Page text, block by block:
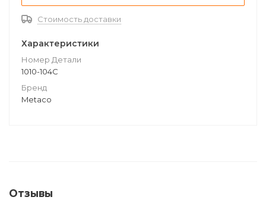
Стоимость доставки
Характеристики
Номер Детали
1010-104C
Бренд
Metaco
Отзывы